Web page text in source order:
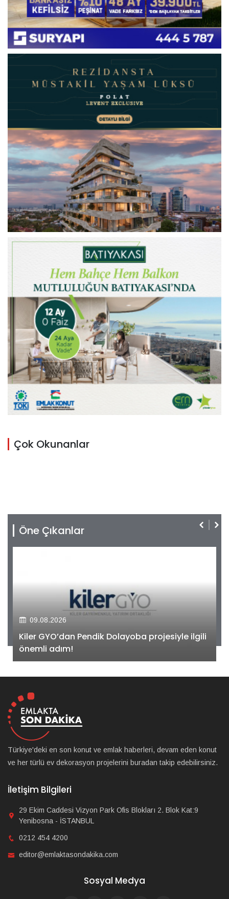
Çok Okunanlar
Öne Çıkanlar
09.08.2026
Kiler GYO’dan Pendik Dolayoba projesiyle ilgili
önemli adım!
Türkiye'deki en son konut ve emlak haberleri, devam eden konut
ve her türlü ev dekorasyon projelerini buradan takip edebilirsiniz.
İletişim Bilgileri
29 Ekim Caddesi Vizyon Park Ofis Blokları 2. Blok Kat:9
Yenibosna - İSTANBUL
0212 454 4200
editor@emlaktasondakika.com
Sosyal Medya